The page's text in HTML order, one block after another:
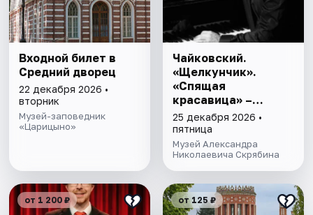
Входной билет в
Средний дворец
22 декабря 2026 •
вторник
Музей-заповедник
«Царицыно»
Чайковский.
«Щелкунчик».
«Спящая
красавица» –
Александр Ключко
25 декабря 2026 •
пятница
Музей Александра
Николаевича Скрябина
от 1 200 ₽ от 125 ₽